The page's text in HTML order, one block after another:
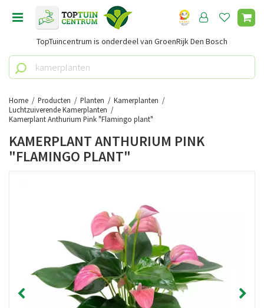
Home Producten Planten
Kamerplanten
Luchtzuiverende Kamerplanten
Kamerplant Anthurium Pink "Flamingo plant"
TopTuincentrum is onderdeel van GroenRijk Den Bosch
KAMERPLANT ANTHURIUM PINK
"FLAMINGO PLANT"